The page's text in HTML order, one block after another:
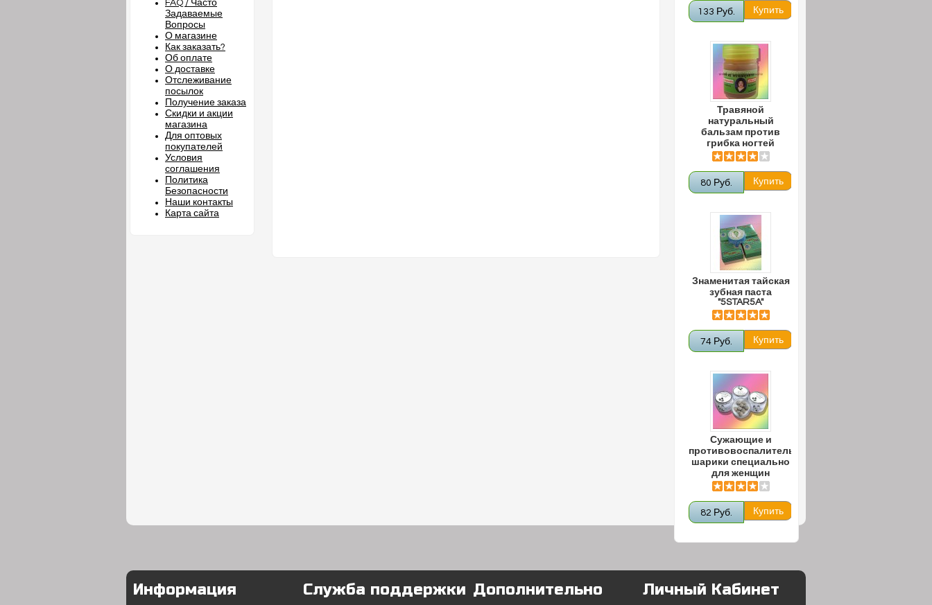
FAQ / Часто
Задаваемые
Вопросы
О магазине
Как заказать?
Об оплате
О доставке
Отслеживание
посылок
Получение заказа
Скидки и акции
магазина
Для оптовых
покупателей
Условия
соглашения
Политика
Безопасности
Наши контакты
Карта сайта
133 Руб.
Травяной
натуральный
бальзам против
грибка ногтей
80 Руб.
Знаменитая тайская
зубная паста
"5STAR5A"
74 Руб.
Сужающие и
противовоспалительные
шарики специально
для женщин
82 Руб.
Информация Служба поддержки Дополнительно Личный Кабинет